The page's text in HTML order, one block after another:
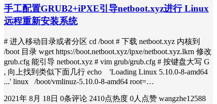
手工配置GRUB2+iPXE引导netboot.xyz进行 Linux
远程重新安装系统
# 进入移动目录或者分区 cd /boot # 下载 netboot.xyz 内核到
/boot 目录 wget https://boot.netboot.xyz/ipxe/netboot.xyz.lkrn 修改
grub.cfg 能引导 netboot.xyz # vim grub/grub.cfg # 按键盘大写 G
, 向上找到类似下面几行 echo 'Loading Linux 5.10.0-8-amd64
...' linux /boot/vmlinuz-5.10.0-8-amd64 root=…
2021年 8月 18日 0条评论 2410点热度 0人点赞 wangzhe12588